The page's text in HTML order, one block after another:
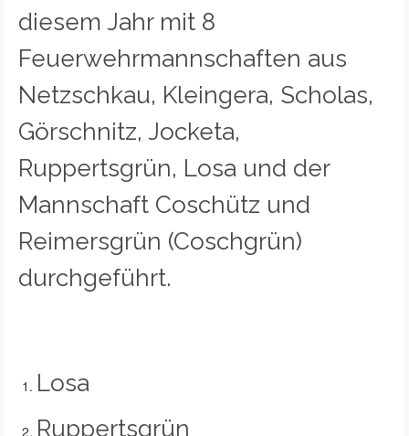
diesem Jahr mit 8
Feuerwehrmannschaften aus
Netzschkau, Kleingera, Scholas,
Görschnitz, Jocketa,
Ruppertsgrün, Losa und der
Mannschaft Coschütz und
Reimersgrün (Coschgrün)
durchgeführt.
Losa
Ruppertsgrün